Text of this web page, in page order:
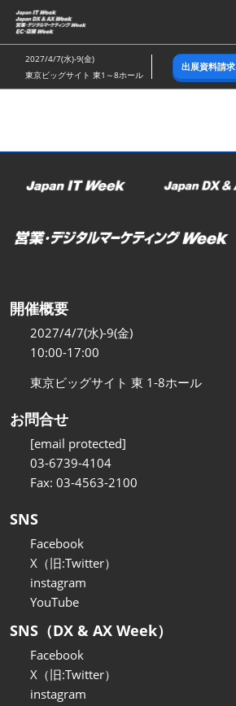
ス
キ
ッ
し
む
2027/4/7(水)-9(金)
東京ビッグサイト 東1～8ホール
出展資料請求
開催概要
2027/4/7(水)-9(金)
10:00-17:00
東京ビッグサイト 東 1-8ホール
お問合せ
[email protected]
03-6739-4104
Fax: 03-4563-2100
SNS
Facebook
X（旧:Twitter）
instagram
YouTube
SNS（DX & AX Week）
Facebook
X（旧:Twitter）
instagram